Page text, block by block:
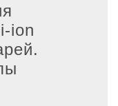
ion